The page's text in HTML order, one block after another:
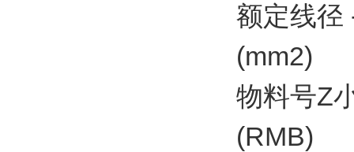
额定线径
(mm2)
物料号Z
(RMB)